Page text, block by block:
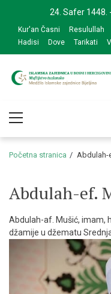
navigation
content
24. Safer 1448.
Kur'an Časni Resulullah
Hadisi
Dove Tarikati
Menu
Početna stranica Abdulah-
Abdulah-ef.
Abdulah-af. Mušić, imam,
džamije u džematu